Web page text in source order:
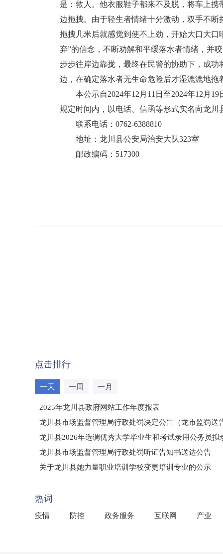
是：救人。他衣服鞋子都来不及脱，将车上
边拖拽。由于轻生者情绪十分激动，双手不
拖拽几米后就感觉到使不上劲，开始大口大
弃”的信念，不断劝解和平缓落水者情绪，并
步步往岸边靠拢，最终在民警的协助下，成
边，在确定落水者无生命危险后才湿漉漉地拖
本公示自2024年12月11日至2024年12月19
规定时间内，以电话、信函等形式实名向龙
联系电话：0762-6388810
地址：龙川县公安局治安大队323室
邮政编码：517300
点击排行
一天 一周 一月
2025年龙川县政府网站工作年度报表
龙川县市场监督管理局行政处罚决定公告（龙市监罚送
龙川县2026年选调优秀大学毕业生和考试录用公务员拟
龙川县市场监督管理局行政处罚听证告知书送达公告
（龙市监罚送告〔2026〕71号）
关于龙川县她力量职业培训学校变更培训专业的公示
热词
疫情 防控 政务服务 互联网 产业